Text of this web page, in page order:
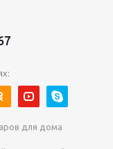
для дома